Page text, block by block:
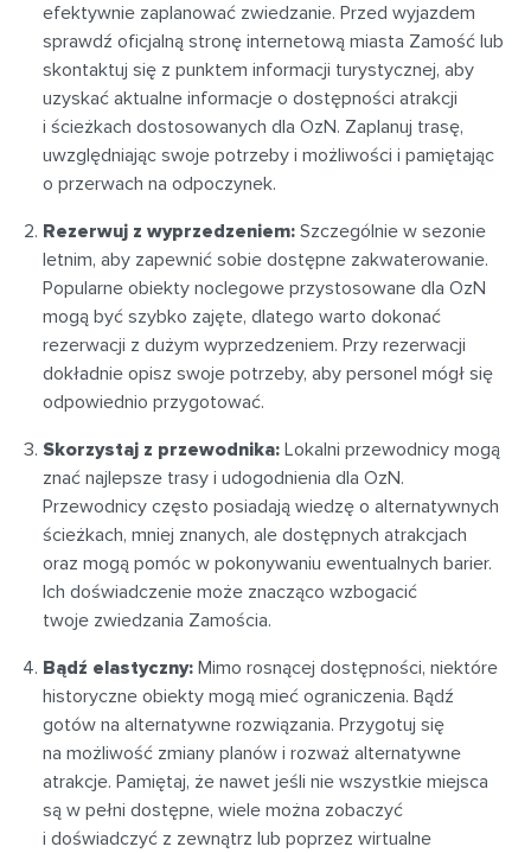
efektywnie zaplanować zwiedzanie. Przed wyjazdem
sprawdź oficjalną stronę internetową miasta Zamość lub
skontaktuj się z punktem informacji turystycznej, aby
uzyskać aktualne informacje o dostępności atrakcji
i ścieżkach dostosowanych dla OzN. Zaplanuj trasę,
uwzględniając swoje potrzeby i możliwości i pamiętając
o przerwach na odpoczynek.
Rezerwuj z wyprzedzeniem: Szczególnie w sezonie
letnim, aby zapewnić sobie dostępne zakwaterowanie.
Popularne obiekty noclegowe przystosowane dla OzN
mogą być szybko zajęte, dlatego warto dokonać
rezerwacji z dużym wyprzedzeniem. Przy rezerwacji
dokładnie opisz swoje potrzeby, aby personel mógł się
odpowiednio przygotować.
Skorzystaj z przewodnika: Lokalni przewodnicy mogą
znać najlepsze trasy i udogodnienia dla OzN.
Przewodnicy często posiadają wiedzę o alternatywnych
ścieżkach, mniej znanych, ale dostępnych atrakcjach
oraz mogą pomóc w pokonywaniu ewentualnych barier.
Ich doświadczenie może znacząco wzbogacić
twoje zwiedzania Zamościa.
Bądź elastyczny: Mimo rosnącej dostępności, niektóre
historyczne obiekty mogą mieć ograniczenia. Bądź
gotów na alternatywne rozwiązania. Przygotuj się
na możliwość zmiany planów i rozważ alternatywne
atrakcje. Pamiętaj, że nawet jeśli nie wszystkie miejsca
są w pełni dostępne, wiele można zobaczyć
i doświadczyć z zewnątrz lub poprzez wirtualne